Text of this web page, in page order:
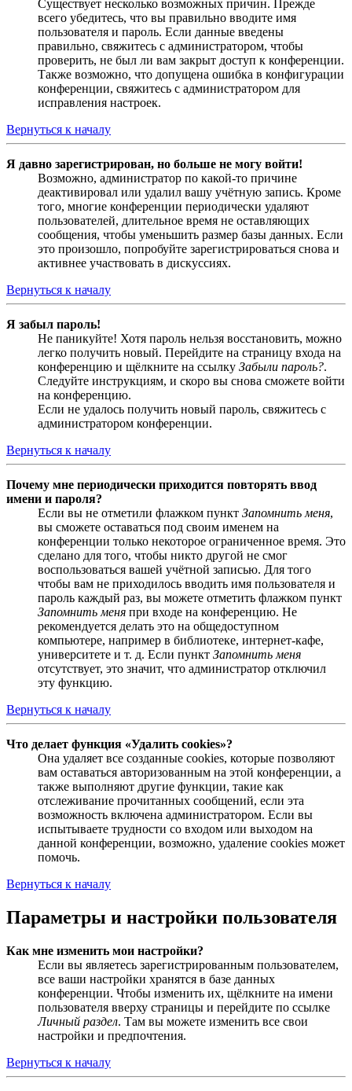
Существует несколько возможных причин. Прежде
всего убедитесь, что вы правильно вводите имя
пользователя и пароль. Если данные введены
правильно, свяжитесь с администратором, чтобы
проверить, не был ли вам закрыт доступ к конференции.
Также возможно, что допущена ошибка в конфигурации
конференции, свяжитесь с администратором для
исправления настроек.
Вернуться к началу
Я давно зарегистрирован, но больше не могу войти!
Возможно, администратор по какой-то причине
деактивировал или удалил вашу учётную запись. Кроме
того, многие конференции периодически удаляют
пользователей, длительное время не оставляющих
сообщения, чтобы уменьшить размер базы данных. Если
это произошло, попробуйте зарегистрироваться снова и
активнее участвовать в дискуссиях.
Вернуться к началу
Я забыл пароль!
Не паникуйте! Хотя пароль нельзя восстановить, можно
легко получить новый. Перейдите на страницу входа на
конференцию и щёлкните на ссылку Забыли пароль?.
Следуйте инструкциям, и скоро вы снова сможете войти
на конференцию.
Если не удалось получить новый пароль, свяжитесь с
администратором конференции.
Вернуться к началу
Почему мне периодически приходится повторять ввод
имени и пароля?
Если вы не отметили флажком пункт Запомнить меня,
вы сможете оставаться под своим именем на
конференции только некоторое ограниченное время. Это
сделано для того, чтобы никто другой не смог
воспользоваться вашей учётной записью. Для того
чтобы вам не приходилось вводить имя пользователя и
пароль каждый раз, вы можете отметить флажком пункт
Запомнить меня при входе на конференцию. Не
рекомендуется делать это на общедоступном
компьютере, например в библиотеке, интернет-кафе,
университете и т. д. Если пункт Запомнить меня
отсутствует, это значит, что администратор отключил
эту функцию.
Вернуться к началу
Что делает функция «Удалить cookies»?
Она удаляет все созданные cookies, которые позволяют
вам оставаться авторизованным на этой конференции, а
также выполняют другие функции, такие как
отслеживание прочитанных сообщений, если эта
возможность включена администратором. Если вы
испытываете трудности со входом или выходом на
данной конференции, возможно, удаление cookies может
помочь.
Вернуться к началу
Параметры и настройки пользователя
Как мне изменить мои настройки?
Если вы являетесь зарегистрированным пользователем,
все ваши настройки хранятся в базе данных
конференции. Чтобы изменить их, щёлкните на имени
пользователя вверху страницы и перейдите по ссылке
Личный раздел. Там вы можете изменить все свои
настройки и предпочтения.
Вернуться к началу